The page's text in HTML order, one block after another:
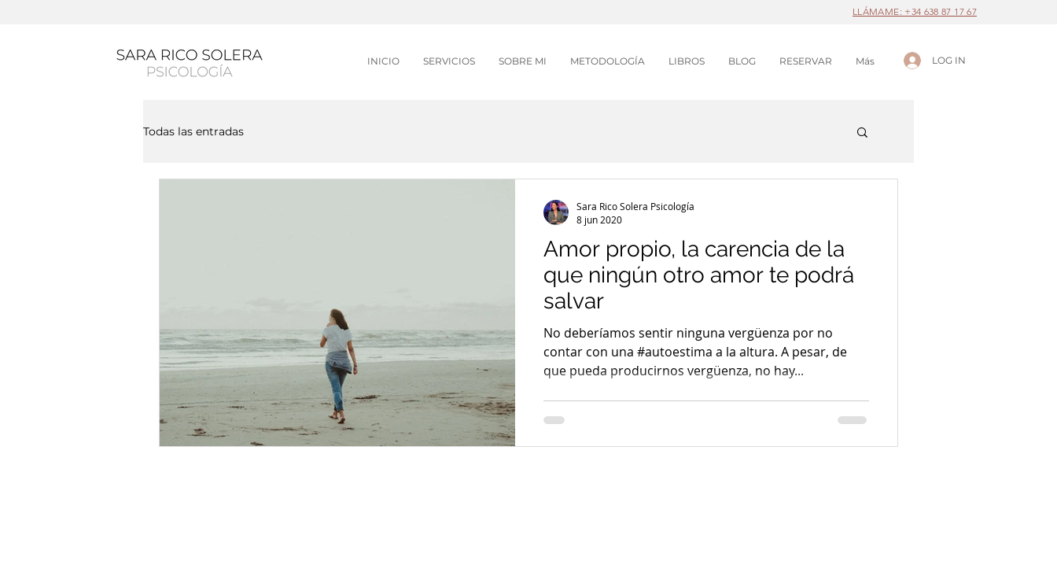
LLÁMAME: +34 638 87 17 67
INICIO SERVICIOS SOBRE MI METODOLOGÍA LIBROS BLOG RESERVAR Más LOG IN
Todas las entradas
Amor propio, la carencia de la
que ningún otro amor te podrá
salvar
No deberíamos sentir ninguna vergüenza por no
contar con una #autoestima a la altura. A pesar, de
que pueda producirnos vergüenza, no hay...
Sara Rico Solera Psicología
8 jun 2020